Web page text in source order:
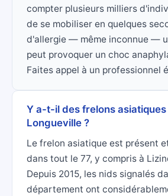
compter plusieurs milliers
de se mobiliser en quelques
d'allergie — même inconnue —
peut provoquer un choc
Faites appel à un professionnel
Y a-t-il des frelons asiatiques
Longueville ?
Le frelon asiatique est présent
dans tout le 77, y compris à
Depuis 2015, les nids signalés
département ont